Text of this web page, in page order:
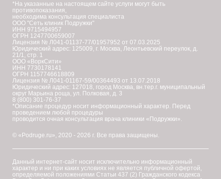
*На указанные на настоящем сайте услуги могут быть
противопоказания,
необходима консультация специалиста
ООО "Сеть клиник Подружки"
ИНН 9715494957
ОГРН 1247700659007
Лицензия № Л041-01137-77/01957952 от 07.03.2025
Юридический адрес: 125009, г. Москва, Леонтьевский переулок, д.
21/1, стр. 1
ООО «ВоркСити»
ИНН 7730178141
ОГРН 1157746618809
Лицензия № Л041-01167-59/00364493 от 13.07.2018
Юридический адрес: 127018, город Москва, вн.тер.г. муниципальный
округ Марьина роща, ул. Полковая, д. 3
8 (800) 301-76-37
*Описание процедур носит информационный характер. Перед
проведением любой процедуры
проводится очная консультация врача клиники «Подружки».
© «Podruge.ru», 2020 - 2026 г. Все права защищены.
Данный интернет-сайт носит исключительно информационный
характер и ни при каких условиях не является публичной офертой,
определяемой положениями Статьи 437 (2) Гражданского кодекса